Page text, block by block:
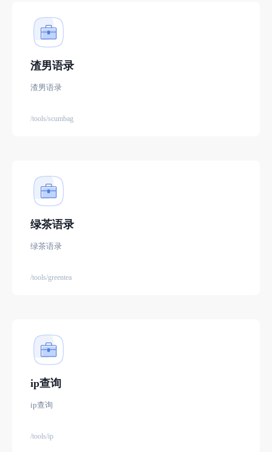
渣男语录
渣男语录
/tools/scumbag
绿茶语录
绿茶语录
/tools/greentea
ip查询
ip查询
/tools/ip